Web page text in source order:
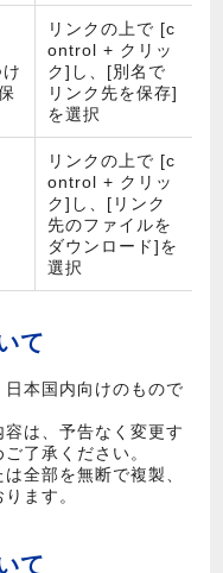
リンクの上で [c
ontrol + クリッ
ク]し、[別名で
リンク先を保存]
を選択
リンクの上で [c
ontrol + クリッ
ク]し、[リンク
先のファイルを
ダウンロード]を
選択
て
本国内向けのもので
は、予告なく変更す
了承ください。
全部を無断で複製、
ます。
て